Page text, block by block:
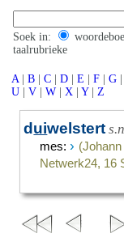
Soek in:
taalrubrieke
A | B | C | D | E | F | G |
U | V | W | X | Y | Z
duiwelstert
mes:›
Netwerk24, 16